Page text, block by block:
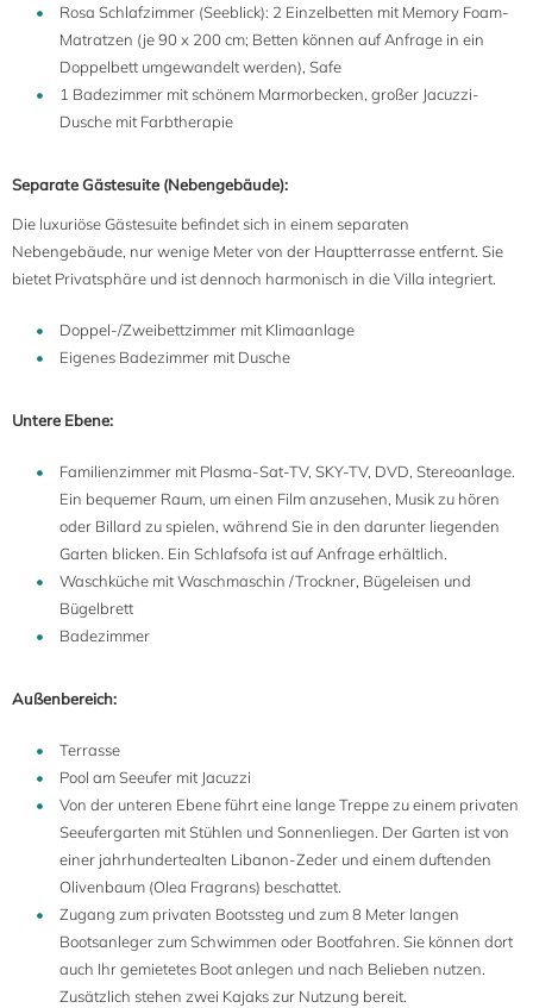
Rosa Schlafzimmer (Seeblick): 2 Einzelbetten mit Memory Foam-
Matratzen (je 90 x 200 cm; Betten können auf Anfrage in ein
Doppelbett umgewandelt werden), Safe
1 Badezimmer mit schönem Marmorbecken, großer Jacuzzi-
Dusche mit Farbtherapie
Separate Gästesuite (Nebengebäude):
Die luxuriöse Gästesuite befindet sich in einem separaten
Nebengebäude, nur wenige Meter von der Hauptterrasse entfernt. Sie
bietet Privatsphäre und ist dennoch harmonisch in die Villa integriert.
Doppel-/Zweibettzimmer mit Klimaanlage
Eigenes Badezimmer mit Dusche
Untere Ebene:
Familienzimmer mit Plasma-Sat-TV, SKY-TV, DVD, Stereoanlage.
Ein bequemer Raum, um einen Film anzusehen, Musik zu hören
oder Billard zu spielen, während Sie in den darunter liegenden
Garten blicken. Ein Schlafsofa ist auf Anfrage erhältlich.
Waschküche mit Waschmaschin /Trockner, Bügeleisen und
Bügelbrett
Badezimmer
Außenbereich:
Terrasse
Pool am Seeufer mit Jacuzzi
Von der unteren Ebene führt eine lange Treppe zu einem privaten
Seeufergarten mit Stühlen und Sonnenliegen. Der Garten ist von
einer jahrhundertealten Libanon-Zeder und einem duftenden
Olivenbaum (Olea Fragrans) beschattet.
Zugang zum privaten Bootssteg und zum 8 Meter langen
Bootsanleger zum Schwimmen oder Bootfahren. Sie können dort
auch Ihr gemietetes Boot anlegen und nach Belieben nutzen.
Zusätzlich stehen zwei Kajaks zur Nutzung bereit.